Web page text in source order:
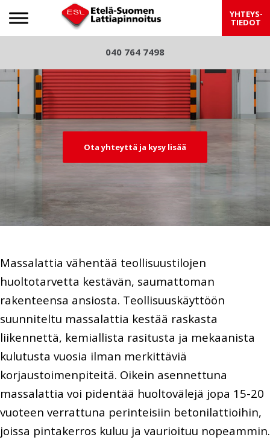
Etelä-Suomen LattiapinnoitusYHTEYS-
TIEDOT
040 764 7498
viou
t
Ota yhteyttä ja kysy lisää
Massalattia vähentää teollisuustilojen
huoltotarvetta kestävän, saumattoman
rakenteensa ansiosta. Teollisuuskäyttöön
suunniteltu massalattia kestää raskasta
liikennettä, kemiallista rasitusta ja mekaanista
kulutusta vuosia ilman merkittäviä
korjaustoimenpiteitä. Oikein asennettuna
massalattia voi pidentää huoltovälejä jopa 15-20
vuoteen verrattuna perinteisiin betonilattioihin,
joissa pintakerros kuluu ja vaurioituu nopeammin.